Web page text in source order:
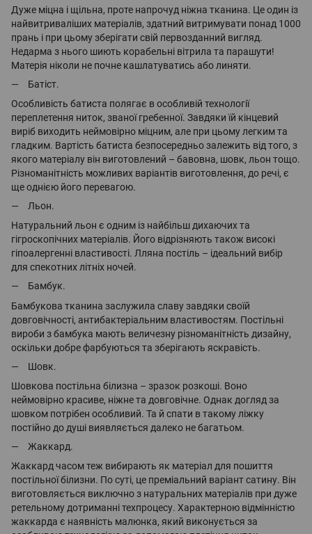
Дуже міцна і щільна, проте напрочуд ніжна тканина. Це один із
найвитриваліших матеріалів, здатний витримувати понад 1000
прань і при цьому зберігати свій первозданний вигляд.
Недарма з нього шиють корабельні вітрила та парашути!
Матерія ніколи не почне кашлатуватись або линяти.
Батіст.
Особливість батиста полягає в особливій технології
переплетення ниток, званої гребенної. Завдяки їй кінцевий
виріб виходить неймовірно міцним, але при цьому легким та
гладким. Вартість батиста безпосередньо залежить від того, з
якого матеріалу він виготовлений – бавовна, шовк, льон тощо.
Різноманітність можливих варіантів виготовлення, до речі, є
ще однією його перевагою.
Льон.
Натуральний льон є одним із найбільш дихаючих та
гігроскопічних матеріалів. Його відрізняють також високі
гіпоалергенні властивості. Лляна постіль – ідеальний вибір
для спекотних літніх ночей.
Бамбук.
Бамбукова тканина заслужила славу завдяки своїй
довговічності, антибактеріальним властивостям. Постільні
вироби з бамбука мають величезну різноманітність дизайну,
оскільки добре фарбуються та зберігають яскравість.
Шовк.
Шовкова постільна білизна – зразок розкоші. Воно
неймовірно красиве, ніжне та довговічне. Однак догляд за
шовком потрібен особливий. Та й спати в такому ліжку
постійно до душі виявляється далеко не багатьом.
Жаккард.
Жаккард часом теж вибирають як матеріал для пошиття
постільної білизни. По суті, це преміальний варіант сатину. Він
виготовляється виключно з натуральних матеріалів при дуже
ретельному дотриманні техпроцесу. Характерною відмінністю
жаккарда є наявність малюнка, який виконується за